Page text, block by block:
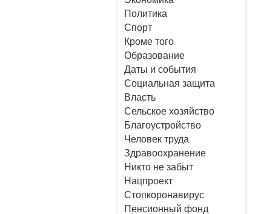
Политика
Спорт
Кроме того
Образование
Даты и события
Социальная защита
Власть
Сельское хозяйство
Благоустройство
Человек труда
Здравоохранение
Никто не забыт
Нацпроект
Стопкоронавирус
Пенсионный фонд